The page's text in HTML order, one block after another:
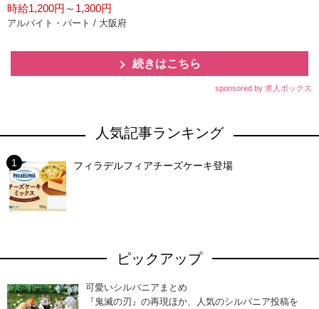
時給1,200円～1,300円
アルバイト・パート / 大阪府
続きはこちら
sponsored by 求人ボックス
人気記事ランキング
フィラデルフィアチーズケーキ登場
ピックアップ
可愛いシルバニアまとめ
『鬼滅の刃』の再現ほか、人気のシルバニア投稿を